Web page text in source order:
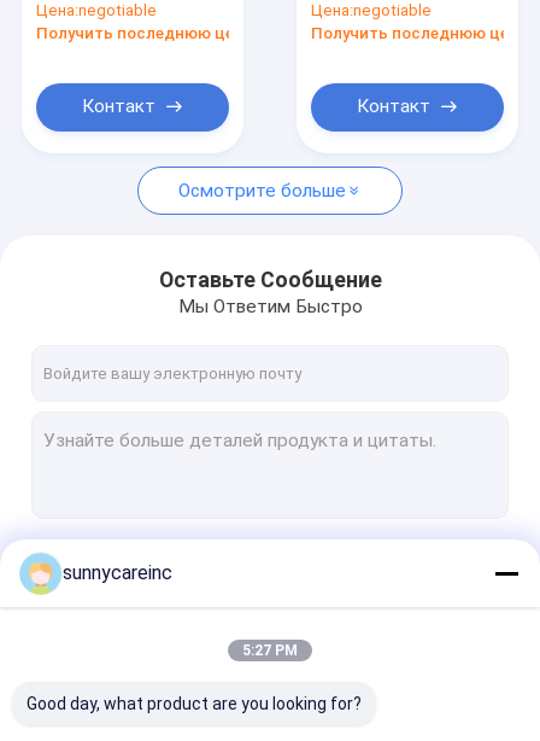
Главная страница
О Компании
Japonica NF11 Рутин
в порошке
Цена:negotiable
Получить последнюю цену
Контакт
красный женьшень
экстракт порошок
Цена:negotiable
Получить последнюю цену
Контакт
Осмотрите больше
Оставьте Сообщение
Мы Ответим Быстро
sunnycareinc
5:27 PM
Good day, what product are you looking for?